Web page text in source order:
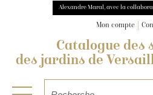
Alexandre Maral, avec la
Mon compte
Catalogue des
des jardins de